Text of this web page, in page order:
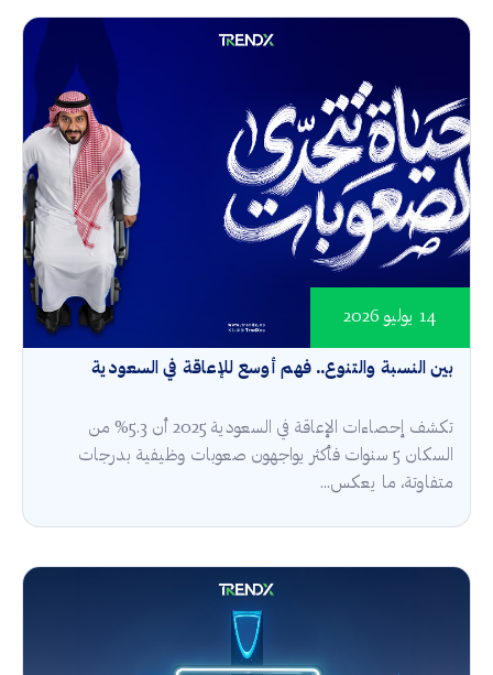
بين النسبة والتنوع.. فهم أوسع للإعاقة في السعودية
14 يوليو 2026
تكشف إحصاءات الإعاقة في السعودية 2025 أن 5.3% من
السكان 5 سنوات فأكثر يواجهون صعوبات وظيفية بدرجات
متفاوتة، ما يعكس...